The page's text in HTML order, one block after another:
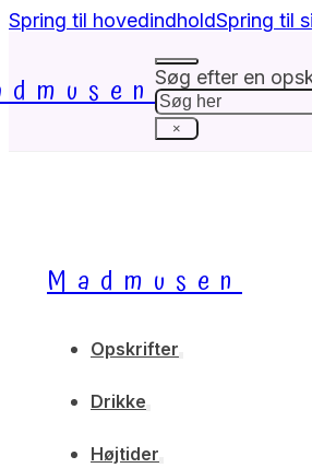
Spring til hovedindholdSpring til
Søg efter en
Søg
×
Madmusen
Opskrifter
Drikke
Højtider